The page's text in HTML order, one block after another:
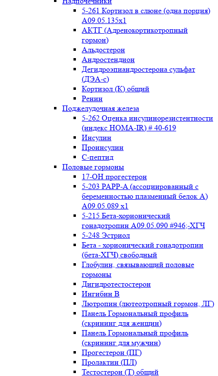
5-261 Кортизол в слюне (одна порция)
A09.05.135x1
АКТГ (Адренокортикотропный
гормон)
Альдостерон
Андростендион
Дегидроэпиандростерона сульфат
(ДЭА-с)
Кортизол (К) общий
Ренин
Поджелудочная железа
5-262 Оценка инсулинорезистентности
(индекс HOMA-IR) # 40-619
Инсулин
Проинсулин
С-пептид
Половые гормоны
17-ОН прогестерон
5-203 PAPP-A (ассоциированный с
беременностью плазменный белок А)
А09.05.089 x1
5-215 Бета-хорионический
гонадотропин А09.05.090 #946;-ХГЧ
5-248 Эстриол
Бета - хорионический гонадотропин
(бета-ХГЧ) свободный
Глобулин, связывающий половые
гормоны
Дигидротестостерон
Ингибин В
Лютропин (лютеотропный гормон, ЛГ)
Панель Гормональный профиль
(скрининг для женщин)
Панель Гормональный профиль
(скрининг для мужчин)
Прогестерон (ПГ)
Пролактин (ПЛ)
Тестостерон (Т) общий